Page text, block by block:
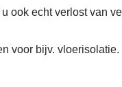
ook echt verlost van
voor bijv. vloerisolatie.